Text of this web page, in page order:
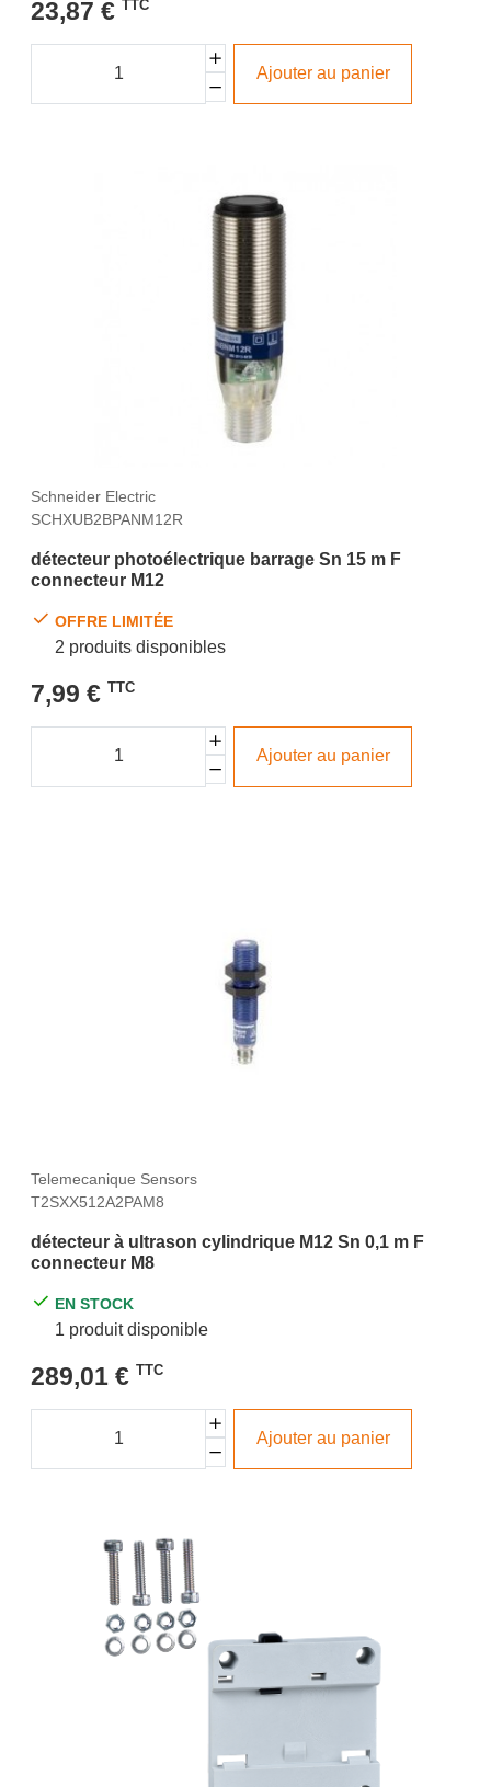
23,87 € TTC
Ajouter au panier
Schneider Electric
SCHXUB2BPANM12R
détecteur photoélectrique barrage Sn 15 m F
connecteur M12
OFFRE LIMITÉE
2 produits disponibles
7,99 € TTC
Ajouter au panier
Telemecanique Sensors
T2SXX512A2PAM8
détecteur à ultrason cylindrique M12 Sn 0,1 m F
connecteur M8
EN STOCK
1 produit disponible
289,01 € TTC
Ajouter au panier